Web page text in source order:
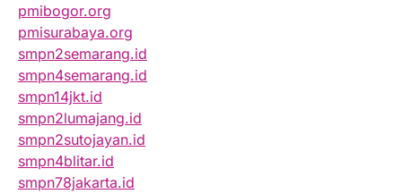
pmibogor.org
pmisurabaya.org
smpn2semarang.id
smpn4semarang.id
smpn14jkt.id
smpn2lumajang.id
smpn2sutojayan.id
smpn4blitar.id
smpn78jakarta.id